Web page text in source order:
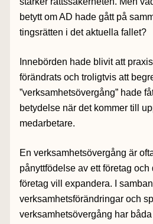
betytt om AD hade gått på
tingsrätten i det aktuella fallet?
Innebörden hade blivit att
förändrats och troligtvis att
”verksamhetsövergång” hade
betydelse när det kommer till
medarbetare.
En verksamhetsövergång är
pånyttfödelse av ett företag
företag vill expandera. I
verksamhetsförändringar och
verksamhetsövergång har